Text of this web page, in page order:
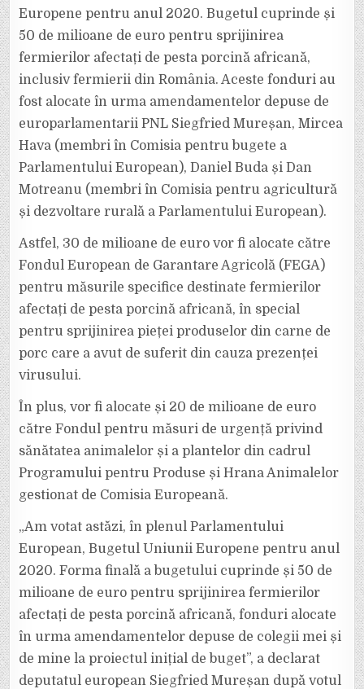
APROBAT
ALOCAREA
MILIOANE
DE
EURO
PENTRU
FERMIERII
AFECTAȚI
PESTA
Europene pentru anul 2020. Bugetul cuprinde și
50 de milioane de euro pentru sprijinirea
fermierilor afectați de pesta porcină africană,
inclusiv fermierii din România. Aceste fonduri au
fost alocate în urma amendamentelor depuse de
europarlamentarii PNL Siegfried Mureșan, Mircea
Hava (membri în Comisia pentru bugete a
Parlamentului European), Daniel Buda și Dan
Motreanu (membri în Comisia pentru agricultură
și dezvoltare rurală a Parlamentului European).
Astfel, 30 de milioane de euro vor fi alocate către
Fondul European de Garantare Agricolă (FEGA)
pentru măsurile specifice destinate fermierilor
afectați de pesta porcină africană, în special
pentru sprijinirea pieței produselor din carne de
porc care a avut de suferit din cauza prezenței
virusului.
În plus, vor fi alocate și 20 de milioane de euro
către Fondul pentru măsuri de urgență privind
sănătatea animalelor și a plantelor din cadrul
Programului pentru Produse și Hrana Animalelor
gestionat de Comisia Europeană.
„Am votat astăzi, în plenul Parlamentului
European, Bugetul Uniunii Europene pentru anul
2020. Forma finală a bugetului cuprinde și 50 de
milioane de euro pentru sprijinirea fermierilor
afectați de pesta porcină africană, fonduri alocate
în urma amendamentelor depuse de colegii mei și
de mine la proiectul inițial de buget”, a declarat
deputatul european Siegfried Mureșan după votul